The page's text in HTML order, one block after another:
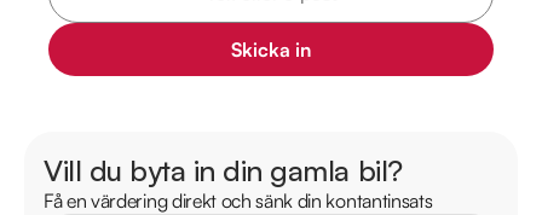
• Få mer info om utrustning och tillval
Därför ska du välja Riddermark Bil Linköping:
* 14 dagars helförsäkring via Folksam
* Över 10 tusen omdömen på Trustpilot
Skicka in
Vill du byta in din gamla bil?
Få en värdering direkt och sänk din kontantinsats